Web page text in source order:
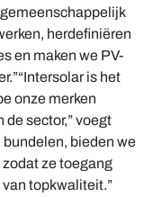
herdefiniëren
en maken we PV-
“Intersolar is het
onze merken
sector,” voegt
bundelen, bieden we
ze toegang
topkwaliteit.”